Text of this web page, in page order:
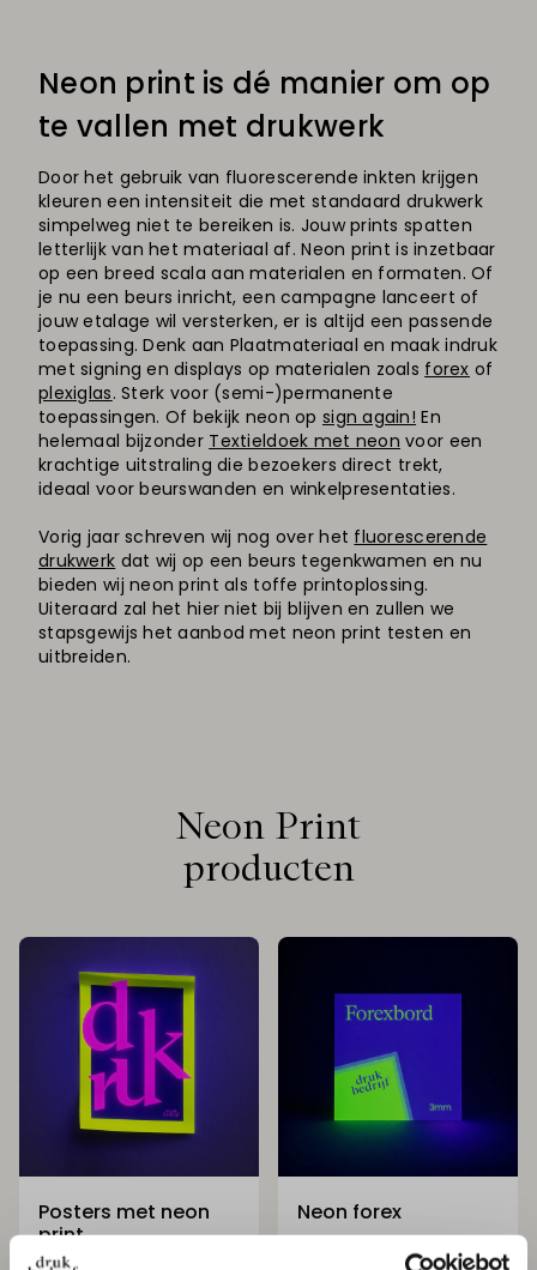
Neon print is dé manier om op
te vallen met drukwerk
Door het gebruik van fluorescerende inkten krijgen
kleuren een intensiteit die met standaard drukwerk
simpelweg niet te bereiken is. Jouw prints spatten
letterlijk van het materiaal af. Neon print is inzetbaar
op een breed scala aan materialen en formaten. Of
je nu een beurs inricht, een campagne lanceert of
jouw etalage wil versterken, er is altijd een passende
toepassing.Denk aan Plaatmateriaal en maak indruk
met signing en displays op materialen zoals forex of
plexiglas. Sterk voor (semi-)permanente
toepassingen. Of bekijk neon op sign again! En
helemaal bijzonder Textieldoek met neon voor een
krachtige uitstraling die bezoekers direct trekt,
ideaal voor beurswanden en winkelpresentaties.
Vorig jaar schreven wij nog over het fluorescerende
drukwerk dat wij op een beurs tegenkwamen en nu
bieden wij neon print als toffe printoplossing.
Uiteraard zal het hier niet bij blijven en zullen we
stapsgewijs het aanbod met neon print testen en
uitbreiden.
Neon Print
producten
Posters met neon
print
Neon forex
Vanaf € 23,- per plaat